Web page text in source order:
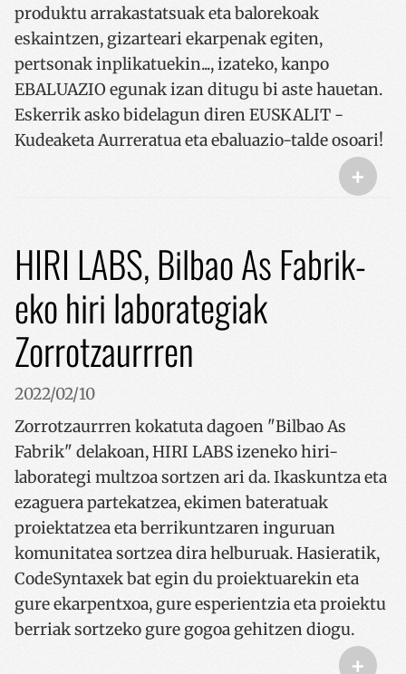
produktu arrakastatsuak eta balorekoak
eskaintzen, gizarteari ekarpenak egiten,
pertsonak inplikatuekin..., izateko, kanpo
EBALUAZIO egunak izan ditugu bi aste hauetan.
Eskerrik asko bidelagun diren EUSKALIT -
Kudeaketa Aurreratua eta ebaluazio-talde osoari!
+
HIRI LABS, Bilbao As Fabrik-
eko hiri laborategiak
Zorrotzaurrren
2022/02/10
Zorrotzaurrren kokatuta dagoen "Bilbao As
Fabrik" delakoan, HIRI LABS izeneko hiri-
laborategi multzoa sortzen ari da. Ikaskuntza eta
ezaguera partekatzea, ekimen bateratuak
proiektatzea eta berrikuntzaren inguruan
komunitatea sortzea dira helburuak. Hasieratik,
CodeSyntaxek bat egin du proiektuarekin eta
gure ekarpentxoa, gure esperientzia eta proiektu
berriak sortzeko gure gogoa gehitzen diogu.
+